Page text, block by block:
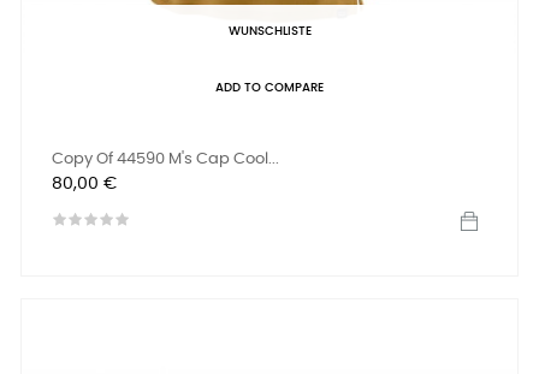
WUNSCHLISTE
ADD TO COMPARE
Copy Of 44590 M's Cap Cool...
Preis
80,00 €